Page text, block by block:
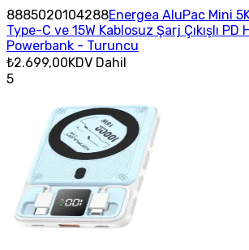
8885020104288Energea AluPac Mini
Type-C ve 15W Kablosuz Şarj Çıkışlı PD
Powerbank - Turuncu
₺2.699,00KDV Dahil
5